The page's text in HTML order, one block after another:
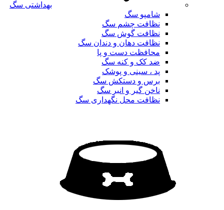
بهداشتی سگ
شامپو سگ
نظافت چشم سگ
نظافت گوش سگ
نظافت دهان و دندان سگ
محافظت دست و پا
ضد کک و کنه سگ
پد ، سینی و پوشک
برس و دستکش سگ
ناخن گیر و انبر سگ
نظافت محل نگهداری سگ